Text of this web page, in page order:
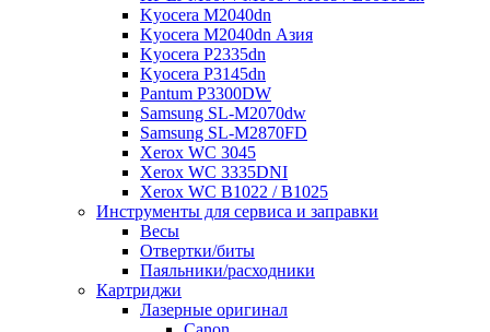
Kyocera M2040dn
Kyocera M2040dn Азия
Kyocera P2335dn
Kyocera P3145dn
Pantum P3300DW
Samsung SL-M2070dw
Samsung SL-M2870FD
Xerox WC 3045
Xerox WC 3335DNI
Xerox WC B1022 / B1025
Инструменты для сервиса и заправки
Весы
Отвертки/биты
Паяльники/расходники
Картриджи
Лазерные оригинал